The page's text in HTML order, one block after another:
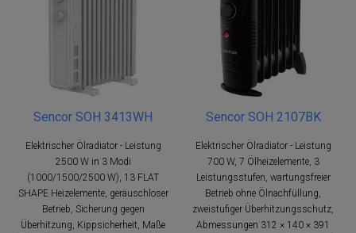
Sencor SOH 3413WH
Elektrischer Ölradiator - Leistung
2500 W in 3 Modi
(1000/1500/2500 W), 13 FLAT
SHAPE Heizelemente, geräuschloser
Betrieb, Sicherung gegen
Überhitzung, Kippsicherheit, Maße
Sencor SOH 2107BK
Elektrischer Ölradiator - Leistung
700 W, 7 Ölheizelemente, 3
Leistungsstufen, wartungsfreier
Betrieb ohne Ölnachfüllung,
zweistufiger Überhitzungsschutz,
Abmessungen 312 × 140 × 391